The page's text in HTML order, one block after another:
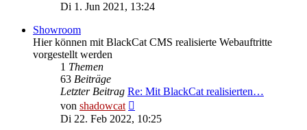
Beitrag
Di 1. Jun 2021, 13:24
Showroom
Hier können mit BlackCat CMS realisierte Webauftritte
vorgestellt werden
1 Themen
63 Beiträge
Letzter Beitrag Re: Mit BlackCat realisierten…
von shadowcat
Beitrag
Di 22. Feb 2022, 10:25